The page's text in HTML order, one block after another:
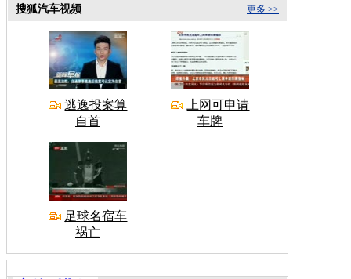
更多 >>
搜狐汽车视频
逃逸投案算
自首
上网可申请
车牌
足球名宿车
祸亡